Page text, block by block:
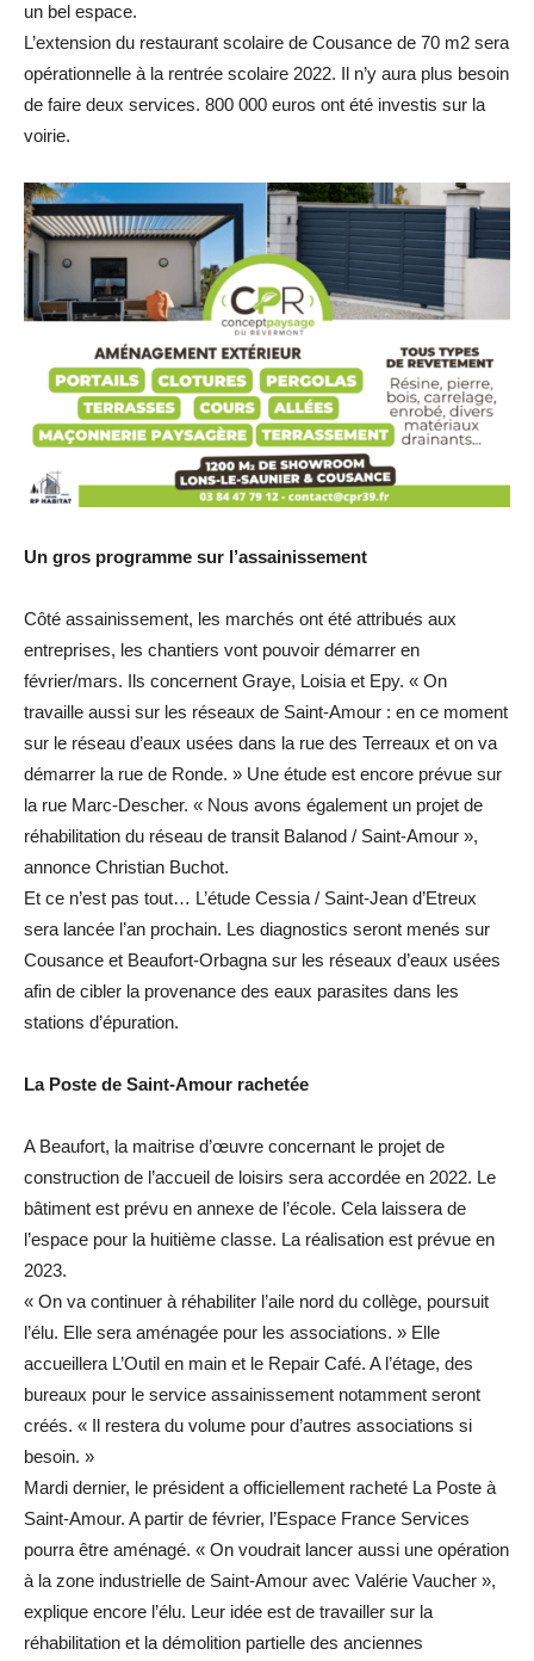
un bel espace.
L’extension du restaurant scolaire de Cousance de 70 m2 sera
opérationnelle à la rentrée scolaire 2022. Il n’y aura plus besoin
de faire deux services. 800 000 euros ont été investis sur la
voirie.
Un gros programme sur l’assainissement
Côté assainissement, les marchés ont été attribués aux
entreprises, les chantiers vont pouvoir démarrer en
février/mars. Ils concernent Graye, Loisia et Epy. « On
travaille aussi sur les réseaux de Saint-Amour : en ce moment
sur le réseau d’eaux usées dans la rue des Terreaux et on va
démarrer la rue de Ronde. » Une étude est encore prévue sur
la rue Marc-Descher. « Nous avons également un projet de
réhabilitation du réseau de transit Balanod / Saint-Amour »,
annonce Christian Buchot.
Et ce n’est pas tout… L’étude Cessia / Saint-Jean d’Etreux
sera lancée l’an prochain. Les diagnostics seront menés sur
Cousance et Beaufort-Orbagna sur les réseaux d’eaux usées
afin de cibler la provenance des eaux parasites dans les
stations d’épuration.
La Poste de Saint-Amour rachetée
A Beaufort, la maitrise d’œuvre concernant le projet de
construction de l’accueil de loisirs sera accordée en 2022. Le
bâtiment est prévu en annexe de l’école. Cela laissera de
l’espace pour la huitième classe. La réalisation est prévue en
2023.
« On va continuer à réhabiliter l’aile nord du collège, poursuit
l’élu. Elle sera aménagée pour les associations. » Elle
accueillera L’Outil en main et le Repair Café. A l’étage, des
bureaux pour le service assainissement notamment seront
créés. « Il restera du volume pour d’autres associations si
besoin. »
Mardi dernier, le président a officiellement racheté La Poste à
Saint-Amour. A partir de février, l’Espace France Services
pourra être aménagé. « On voudrait lancer aussi une opération
à la zone industrielle de Saint-Amour avec Valérie Vaucher »,
explique encore l’élu. Leur idée est de travailler sur la
réhabilitation et la démolition partielle des anciennes